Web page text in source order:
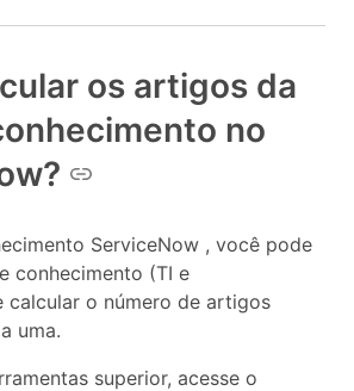
os artigos da
no
ServiceNow , você pode
conhecimento (TI e
calcular o número de artigos
uma.
superior, acesse o